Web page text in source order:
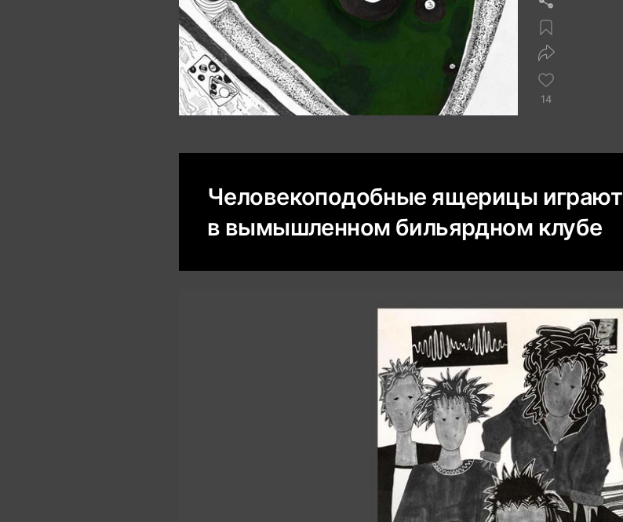
14
Человекоподобные ящерицы играют
в вымышленном бильярдном клубе